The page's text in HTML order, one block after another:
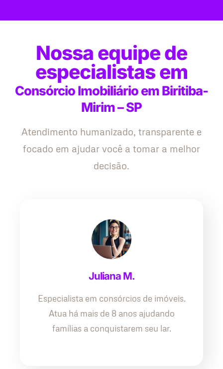
Nossa equipe de
especialistas em
Consórcio Imobiliário em Biritiba-
Mirim – SP
Atendimento humanizado, transparente e
focado em ajudar você a tomar a melhor
decisão.
Juliana M.
Especialista em consórcios de imóveis.
Atua há mais de 8 anos ajudando
famílias a conquistarem seu lar.